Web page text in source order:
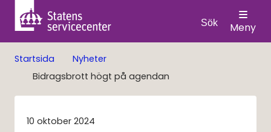
Sök Meny
Startsida
Nyheter
Bidragsbrott högt på agendan
10 oktober 2024